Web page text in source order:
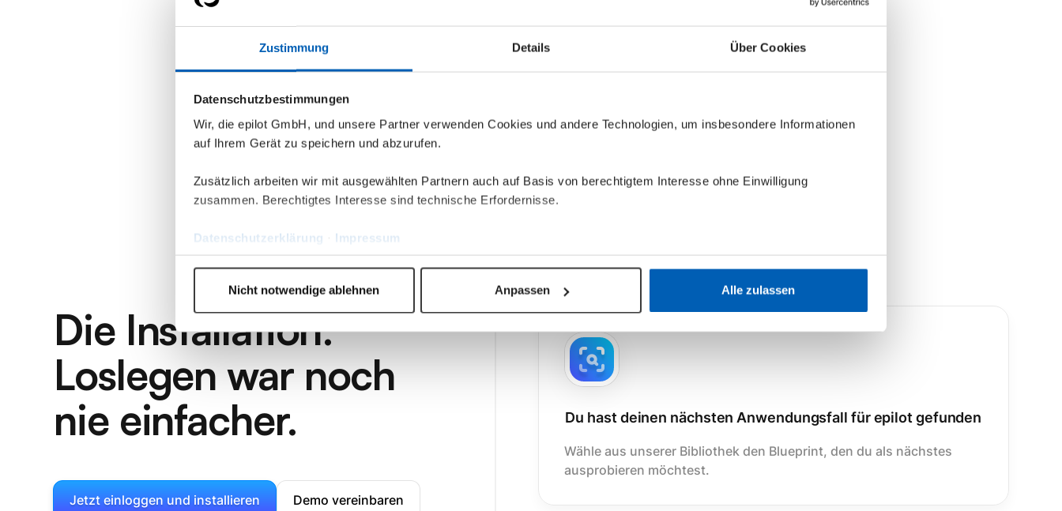
Zustimmung Details Über Cookies
Datenschutzbestimmungen
Wir, die epilot GmbH, und unsere Partner verwenden Cookies und andere Technologien, um insbesondere Informationen
auf Ihrem Gerät zu speichern und abzurufen.
Zusätzlich arbeiten wir mit ausgewählten Partnern auch auf Basis von berechtigtem Interesse ohne Einwilligung
zusammen. Berechtigtes Interesse sind technische Erfordernisse.
Datenschutzerklärung Impressum
Nicht notwendige ablehnen Anpassen Alle zulassen
Die Installation:
Loslegen war noch
nie einfacher.
Jetzt einloggen und installieren Demo vereinbaren
Du hast deinen nächsten Anwendungsfall für epilot gefunden
Wähle aus unserer Bibliothek den Blueprint, den du als nächstes
ausprobieren möchtest.